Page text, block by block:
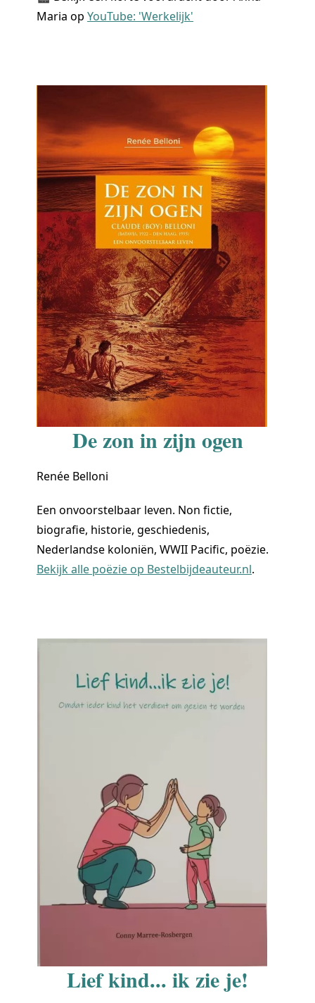
Maria op YouTube: 'Werkelijk'
De zon in zijn ogen
Renée Belloni
Een onvoorstelbaar leven. Non fictie,
biografie, historie, geschiedenis,
Nederlandse koloniën, WWII Pacific, poëzie.
Bekijk alle poëzie op Bestelbijdeauteur.nl.
Lief kind... ik zie je!